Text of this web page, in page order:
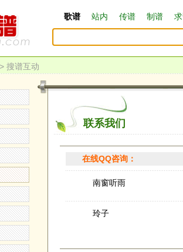
歌谱 站内 传谱 制谱
> 搜谱互动
联系我们
在线QQ咨询：
南窗听雨
玲子